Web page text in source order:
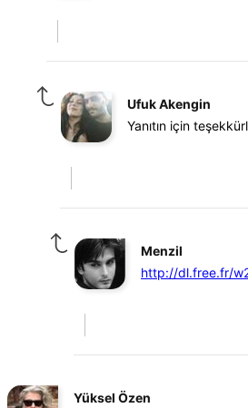
Ufuk Akengin
Yanıtın için
Menzil
http://dl.free.fr/
Yüksel Özen